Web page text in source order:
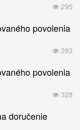
295
povolenia
283
povolenia
328
doručenie